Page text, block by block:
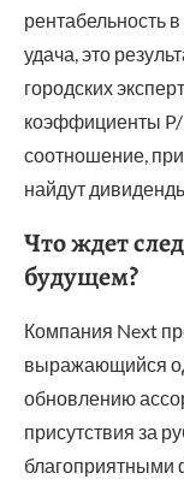
рентабельность
удача, это
городских
коэффициенты P/
соотношение,
найдут
Что ждет
будущем?
Компания Next
выражающийся
обновлению
присутствия за
благоприятными